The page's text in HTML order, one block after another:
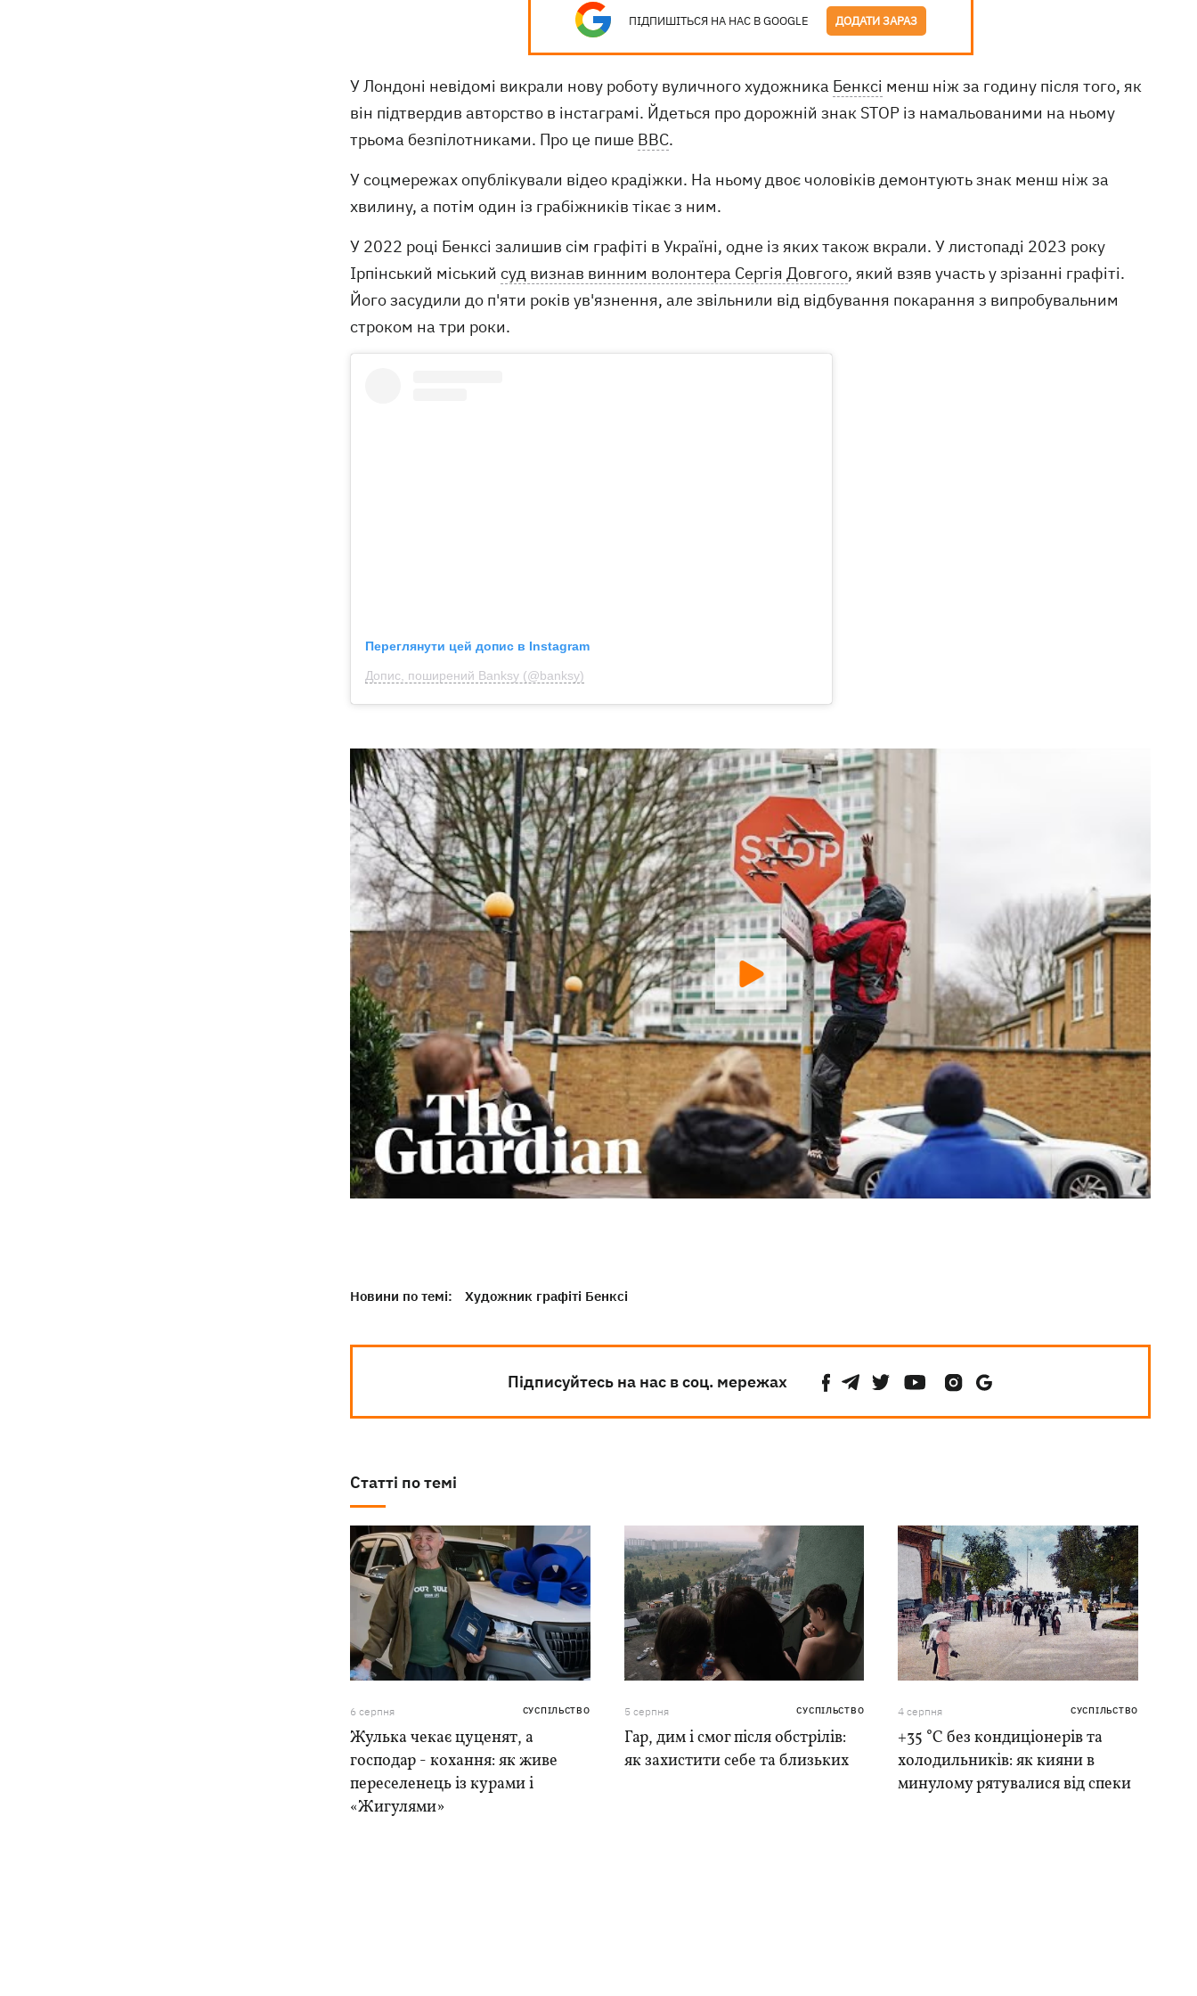
ПІДПИШІТЬСЯ НА НАС В GOOGLE ДОДАТИ ЗАРАЗ
У Лондоні невідомі викрали нову роботу вуличного художника Бенксі менш ніж за годину після того, як
він підтвердив авторство в інстаграмі. Йдеться про дорожній знак STOP із намальованими на ньому
трьома безпілотниками. Про це пише BBC.
У соцмережах опублікували відео крадіжки. На ньому двоє чоловіків демонтують знак менш ніж за
хвилину, а потім один із грабіжників тікає з ним.
У 2022 році Бенксі залишив сім графіті в Україні, одне із яких також вкрали. У листопаді 2023 року
Ірпінський міський суд визнав винним волонтера Сергія Довгого, який взяв участь у зрізанні графіті.
Його засудили до п'яти років ув'язнення, але звільнили від відбування покарання з випробувальним
строком на три роки.
Переглянути цей допис в Instagram
Допис, поширений Banksy (@banksy)
Новини по темі: Художник графіті Бенксі
Підписуйтесь на нас в соц. мережах
Статті по темі
6 серпня СУСПІЛЬСТВО
Жулька чекає цуценят, а
господар - кохання: як живе
переселенець із курами і
«Жигулями»
5 серпня СУСПІЛЬСТВО
Гар, дим і смог після обстрілів:
як захистити себе та близьких
4 серпня СУСПІЛЬСТВО
+35 °C без кондиціонерів та
холодильників: як кияни в
минулому рятувалися від спеки